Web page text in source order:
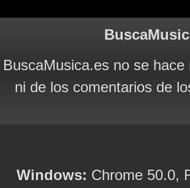
BuscaMusica.es no se
ni de los comentarios de
Windows: Chrome 50.0,